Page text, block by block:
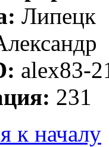
Липецк
alex83-
231
к началу